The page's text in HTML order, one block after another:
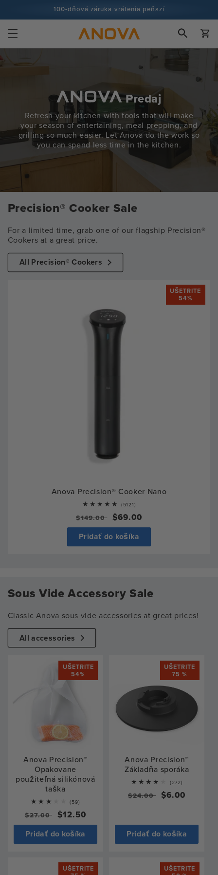
100-dňová záruka vrátenia peňazí
Viac ako 100 miliónov kuchárov a stále viac
Košík
Predaj
Refresh your kitchen with tools that will make
your season of entertaining, meal prepping, and
grilling so much easier. Let Anova do the work so
you can spend less time in the kitchen.
Precision® Cooker Sale
For a limited time, grab one of our flagship Precision®
Cookers at a great price.
All Precision® Cookers
UŠETRITE
54%
Anova Precision® Cooker Nano
(5121)
reviews
Bežná
cena
$149.00 Výpredajová
cena
$69.00
Pridať do košíka
Sous Vide Accessory Sale
Classic Anova sous vide accessories at great prices!
All accessories
UŠETRITE
54%
Anova Precision™
Opakovane
použiteľná silikónová
taška
(59)
reviews
Bežná
cena
$27.00 Výpredajová
cena
$12.50
Pridať do košíka
UŠETRITE
75 %
Anova Precision™
Základňa sporáka
(272)
reviews
Bežná
$24.00 Výpredajová
$6.00
Pridať do košíka
UŠETRITE UŠETRITE